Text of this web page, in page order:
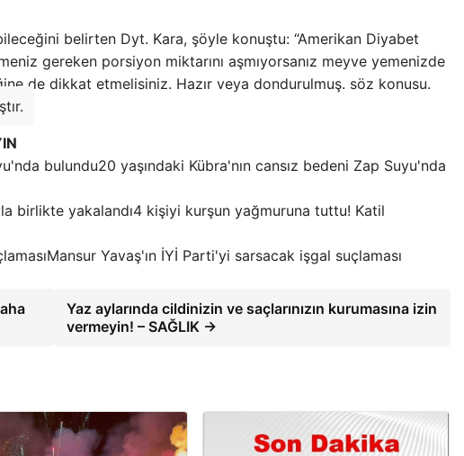
belirten Dyt. Kara, şöyle konuştu: “Amerikan Diyabet
gereken porsiyon miktarını aşmıyorsanız meyve yemenizde
de dikkat etmelisiniz. Hazır veya dondurulmuş. söz konusu.
20 yaşındaki Kübra'nın cansız bedeni Zap Suyu'nda
4 kişiyi kurşun yağmuruna tuttu! Katil
Mansur Yavaş'ın İYİ Parti'yi sarsacak işgal suçlaması
Yaz aylarında cildinizin ve saçlarınızın kurumasına izin
vermeyin! – SAĞLIK →